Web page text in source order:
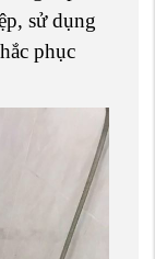
sử dụng
phục